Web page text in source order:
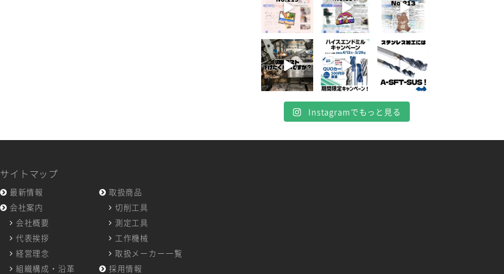
4月 20
10
0
4月 16
10
0
4月 13
7
Instagramでもっと見る
サイトマップ
最新情報
会社案内
会社概要
代表挨拶
経営理念
組織構成・沿革
取扱商品
切削工具
測定工具
工作機械
取扱メーカー一覧
採用情報